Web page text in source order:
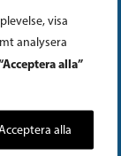
visa
analysera
alla”
alla